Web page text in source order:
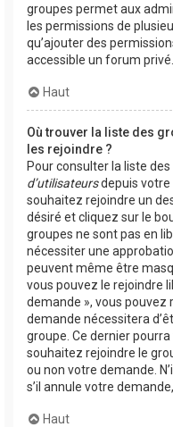
groupes permet aux
les permissions de
qu’ajouter des
accessible un forum privé.
Haut
Où trouver la liste des
les rejoindre ?
Pour consulter la liste
d’utilisateursdepuis votre
souhaitez rejoindre un
désiré et cliquez sur le
groupes ne sont pas en
nécessiter une
peuvent même être
vous pouvez le rejoindre
demande », vous pouvez
demande nécessitera
groupe. Ce dernier
souhaitez rejoindre le
ou non votre demande.
s’il annule votre
Haut